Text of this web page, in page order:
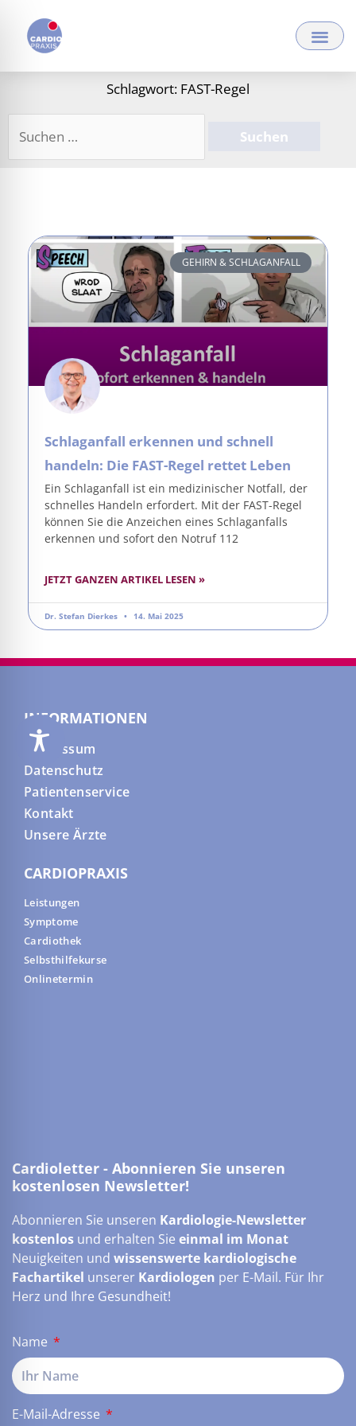
Inhalt
springen
Schlagwort: FAST-Regel
GEHIRN & SCHLAGANFALL
Schlaganfall erkennen und schnell
handeln: Die FAST-Regel rettet Leben
Ein Schlaganfall ist ein medizinischer Notfall, der
schnelles Handeln erfordert. Mit der FAST-Regel
können Sie die Anzeichen eines Schlaganfalls
erkennen und sofort den Notruf 112
JETZT GANZEN ARTIKEL LESEN »
Dr. Stefan Dierkes 14. Mai 2025
INFORMATIONEN
Impressum
Datenschutz
Patientenservice
Kontakt
Unsere Ärzte
CARDIOPRAXIS
Leistungen
Symptome
Cardiothek
Selbsthilfekurse
Onlinetermin
Cardioletter - Abonnieren Sie unseren
kostenlosen Newsletter!
Abonnieren Sie unseren Kardiologie-Newsletter
kostenlos und erhalten Sie einmal im Monat
Neuigkeiten und wissenswerte kardiologische
Fachartikel unserer Kardiologen per E-Mail. Für Ihr
Herz und Ihre Gesundheit!
Name
E-Mail-Adresse